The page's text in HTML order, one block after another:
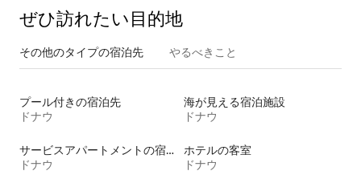
ぜひ訪⁠れ⁠た⁠い目⁠的⁠地
その他のタ⁠イ⁠プ⁠の宿⁠泊⁠先 やるべきこと
プール付きの宿泊先
ドナウ
海が見える宿泊施設
ドナウ
サービスアパートメントの宿泊施設
ドナウ
ホテルの客室
ドナウ